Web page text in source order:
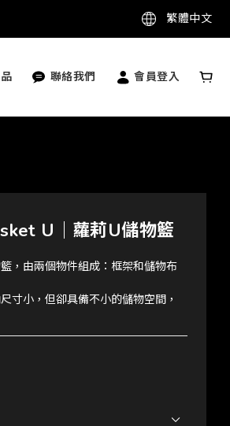
繁體中文
聯絡我們 會員登入
U｜蘿莉U儲物籃
，由兩個物件組成：框架和儲物布
寸小，但卻具備不小的儲物空間，